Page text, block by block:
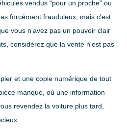
vendus “pour un proche” ou
forcément frauduleux, mais c'est
vous n'avez pas un pouvoir clair
considérez que la vente n'est pas
et une copie numérique de tout
manque, où une information
revendez la voiture plus tard,